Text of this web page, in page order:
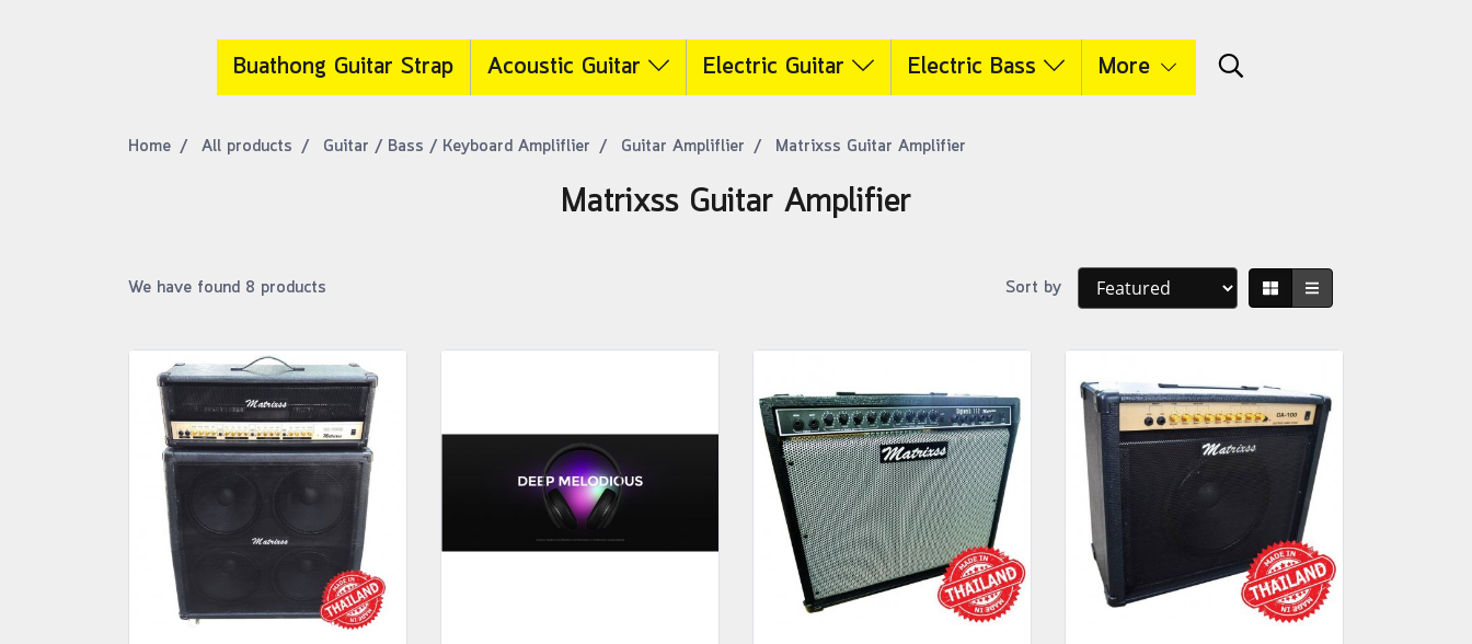
Buathong Guitar Strap Acoustic Guitar Electric Guitar Electric Bass More
Home All products Guitar / Bass / Keyboard Ampliflier Guitar Ampliflier Matrixss Guitar Amplifier
Matrixss Guitar Amplifier
We have found 8 products Sort by